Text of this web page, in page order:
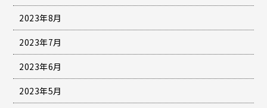
2023年8月
2023年7月
2023年6月
2023年5月